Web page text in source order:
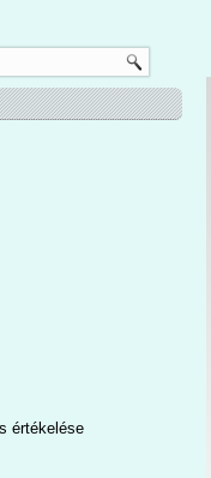
24-én a tanévzáró
eseményekben
közös programok,
a tanévet.
értékelése